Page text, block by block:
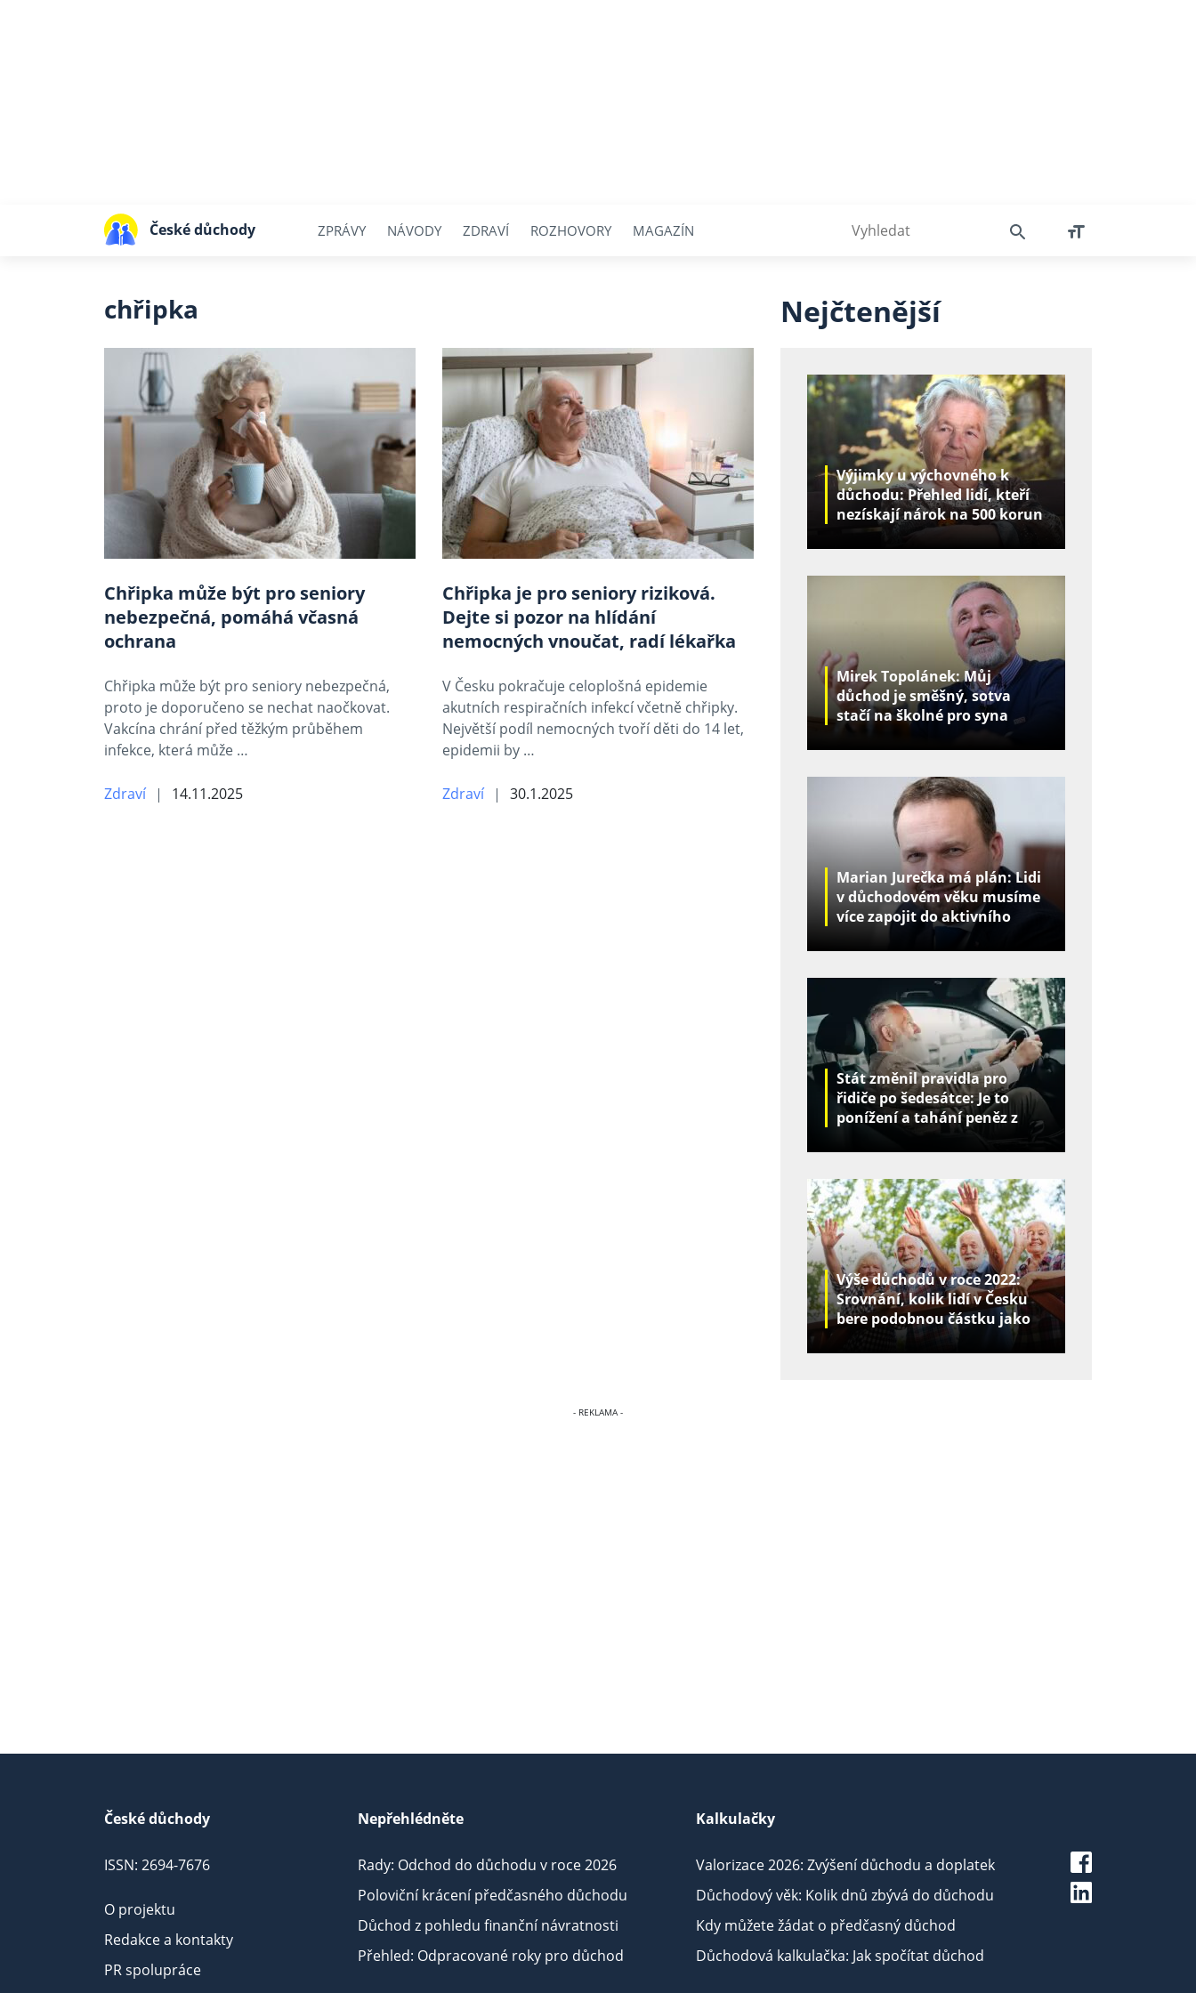
České důchody ZPRÁVY NÁVODY ZDRAVÍ ROZHOVORY MAGAZÍN
chřipka
Chřipka může být pro seniory
nebezpečná, pomáhá včasná
ochrana
Chřipka může být pro seniory nebezpečná,
proto je doporučeno se nechat naočkovat.
Vakcína chrání před těžkým průběhem
infekce, která může …
Zdraví 14.11.2025
Chřipka je pro seniory riziková.
Dejte si pozor na hlídání
nemocných vnoučat, radí lékařka
V Česku pokračuje celoplošná epidemie
akutních respiračních infekcí včetně chřipky.
Největší podíl nemocných tvoří děti do 14 let,
epidemii by …
Zdraví 30.1.2025
Nejčtenější
Výjimky u výchovného k
důchodu: Přehled lidí, kteří
nezískají nárok na 500 korun
za děti
Mirek Topolánek: Můj
důchod je směšný, sotva
stačí na školné pro syna
Marian Jurečka má plán: Lidi
v důchodovém věku musíme
více zapojit do aktivního
Stát změnil pravidla pro
řidiče po šedesátce: Je to
ponížení a tahání peněz z
Výše důchodů v roce 2022:
Srovnání, kolik lidí v Česku
bere podobnou částku jako
České důchody
ISSN: 2694-7676
O projektu
Redakce a kontakty
PR spolupráce
Nepřehlédněte
Rady: Odchod do důchodu v roce 2026
Poloviční krácení předčasného důchodu
Důchod z pohledu finanční návratnosti
Přehled: Odpracované roky pro důchod
Kalkulačky
Valorizace 2026: Zvýšení důchodu a doplatek
Důchodový věk: Kolik dnů zbývá do důchodu
Kdy můžete žádat o předčasný důchod
Důchodová kalkulačka: Jak spočítat důchod